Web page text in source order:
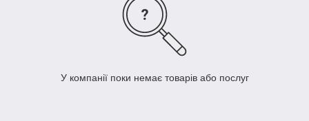
У компанії поки немає товарів або послуг